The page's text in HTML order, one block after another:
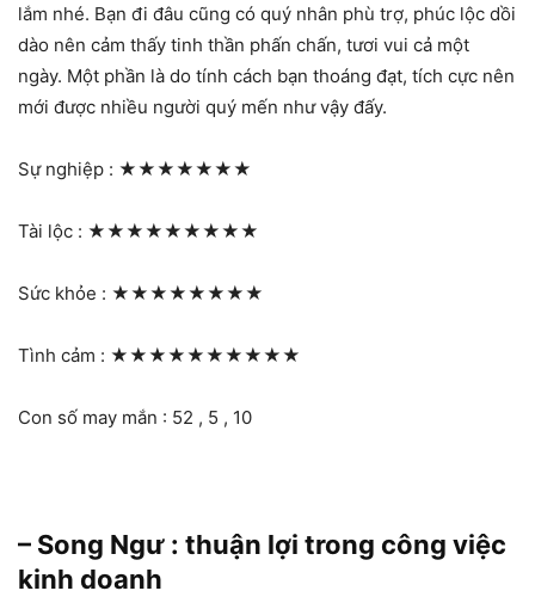
lắm nhé. Bạn đi đâu cũng có quý nhân phù trợ, phúc lộc dồi
dào nên cảm thấy tinh thần phấn chấn, tươi vui cả một
ngày. Một phần là do tính cách bạn thoáng đạt, tích cực nên
mới được nhiều người quý mến như vậy đấy.
Sự nghiệp : ★★★★★★★
Tài lộc : ★★★★★★★★★
Sức khỏe : ★★★★★★★★
Tình cảm : ★★★★★★★★★★
Con số may mắn : 52 , 5 , 10
– Song Ngư : thuận lợi trong công việc
kinh doanh